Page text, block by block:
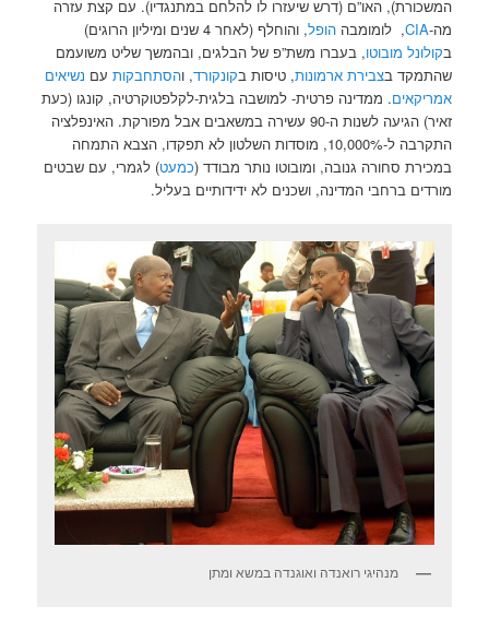
המשכורת), האו”ם (דרש שיעזרו לו להלחם במתנגדיו). עם קצת עזרה
מה-CIA, לומומבההופל
, והוחלף (לאחר 4 שנים ומיליון הרוגים)
בקולונל מובוטו, בעברו משת”פ של הבלגים, ובהמשך שליט משועמם
שהתמקד בצבירת ארמונות, טיסות בקונקורד, והסתחבקות עם נשיאים
אמריקאים. ממדינה פרטית- למושבה בלגית-לקלפטוקרטיה, קונגו (כעת
זאיר) הגיעה לשנות ה-90 עשירה במשאבים אבל מפורקת. האינפלציה
התקרבה ל-10,000%, מוסדות השלטון לא תפקדו, הצבא התמחה
במכירת סחורה גנובה, ומובוטו נותר מבודד (כמעט) לגמרי, עם שבטים
מורדים ברחבי המדינה, ושכנים לא ידידותיים בעליל.
מנהיגי רואנדה ואוגנדה במשא ומתן